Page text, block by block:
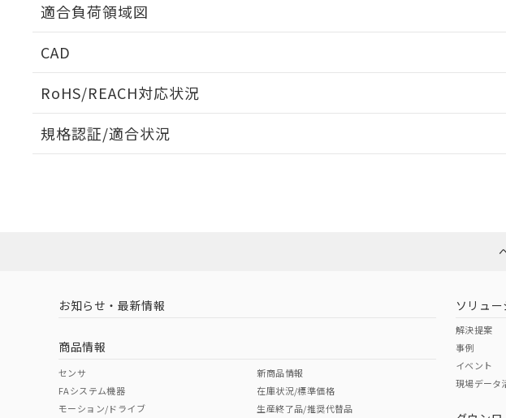
適合負荷領域図
CAD
RoHS/REACH対応状況
EU RoHS 注意事項・凡例
ダウンロードはこちら
中国 RoHS 注意事項・凡例
中国 RoHS表
Pb Hg Cr(VI)
規格認証/適合状況
（イギリス
（ノルウェー
（日本
お知らせ・最新情報
商品情報
センサ
FAシステム機器
モーション/ドライブ
新商品情報
在庫状況/標準価格
生産終了品/推奨代替品
ソリュ
解決提案
事例
イベント
現場データ